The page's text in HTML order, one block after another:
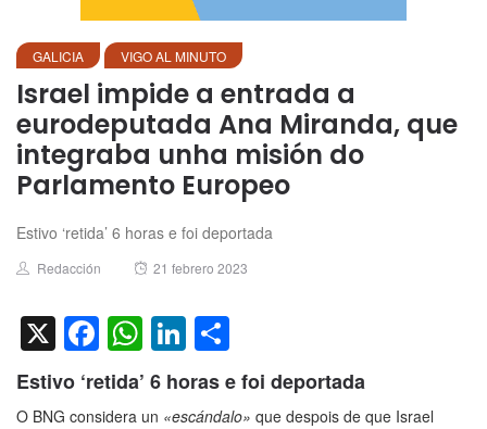
GALICIA VIGO AL MINUTO
Israel impide a entrada a
eurodeputada Ana Miranda, que
integraba unha misión do
Parlamento Europeo
Estivo ‘retida’ 6 horas e foi deportada
Author
Redacción
Posted
21 febrero 2023
X Facebook
WhatsApp
LinkedIn
Estivo ‘retida’ 6 horas e foi deportada
O BNG considera un «escándalo» que despois de que Israel